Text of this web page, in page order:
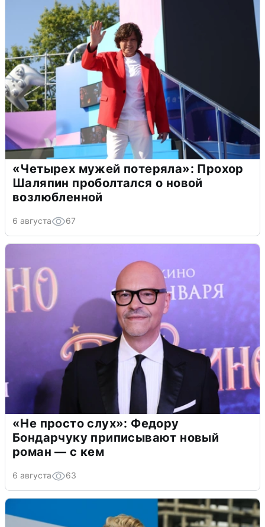
«Четырех мужей потеряла»: Прохор
Шаляпин проболтался о новой
возлюбленной
6 августа 67
«Не просто слух»: Федору
Бондарчуку приписывают новый
роман — с кем
6 августа 63